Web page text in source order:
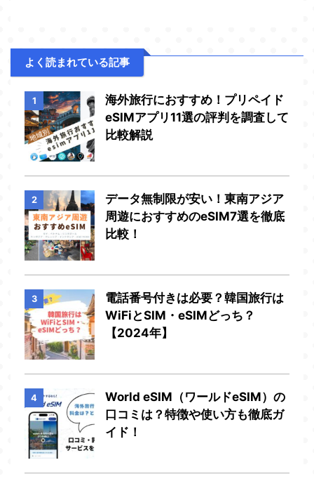
よく読まれている記事
1
海外旅行におすすめ！プリペイド
eSIMアプリ11選の評判を調査して
比較解説
2
データ無制限が安い！東南アジア
周遊におすすめのeSIM7選を徹底
比較！
3
電話番号付きは必要？韓国旅行は
WiFiとSIM・eSIMどっち？
【2024年】
4
World eSIM（ワールドeSIM）の
口コミは？特徴や使い方も徹底ガ
イド！